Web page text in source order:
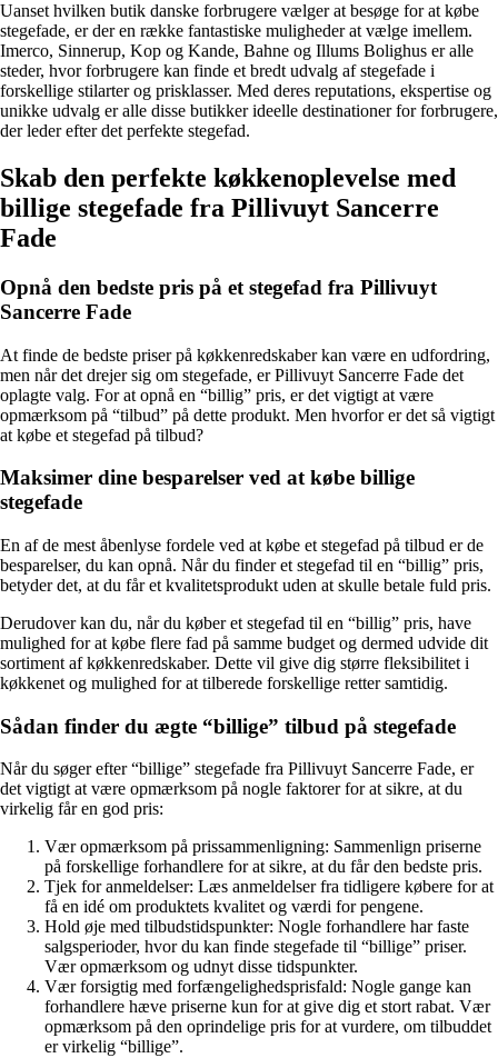
Uanset hvilken butik danske forbrugere vælger at besøge for at købe
stegefade, er der en række fantastiske muligheder at vælge imellem.
Imerco, Sinnerup, Kop og Kande, Bahne og Illums Bolighus er alle
steder, hvor forbrugere kan finde et bredt udvalg af stegefade i
forskellige stilarter og prisklasser. Med deres reputations, ekspertise og
unikke udvalg er alle disse butikker ideelle destinationer for forbrugere,
der leder efter det perfekte stegefad.
Skab den perfekte køkkenoplevelse med
billige stegefade fra Pillivuyt Sancerre
Fade
Opnå den bedste pris på et stegefad fra Pillivuyt
Sancerre Fade
At finde de bedste priser på køkkenredskaber kan være en udfordring,
men når det drejer sig om stegefade, er Pillivuyt Sancerre Fade det
oplagte valg. For at opnå en “billig” pris, er det vigtigt at være
opmærksom på “tilbud” på dette produkt. Men hvorfor er det så vigtigt
at købe et stegefad på tilbud?
Maksimer dine besparelser ved at købe billige
stegefade
En af de mest åbenlyse fordele ved at købe et stegefad på tilbud er de
besparelser, du kan opnå. Når du finder et stegefad til en “billig” pris,
betyder det, at du får et kvalitetsprodukt uden at skulle betale fuld pris.
Derudover kan du, når du køber et stegefad til en “billig” pris, have
mulighed for at købe flere fad på samme budget og dermed udvide dit
sortiment af køkkenredskaber. Dette vil give dig større fleksibilitet i
køkkenet og mulighed for at tilberede forskellige retter samtidig.
Sådan finder du ægte “billige” tilbud på stegefade
Når du søger efter “billige” stegefade fra Pillivuyt Sancerre Fade, er
det vigtigt at være opmærksom på nogle faktorer for at sikre, at du
virkelig får en god pris:
Vær opmærksom på prissammenligning: Sammenlign priserne
på forskellige forhandlere for at sikre, at du får den bedste pris.
Tjek for anmeldelser: Læs anmeldelser fra tidligere købere for at
få en idé om produktets kvalitet og værdi for pengene.
Hold øje med tilbudstidspunkter: Nogle forhandlere har faste
salgsperioder, hvor du kan finde stegefade til “billige” priser.
Vær opmærksom og udnyt disse tidspunkter.
Vær forsigtig med forfængelighedsprisfald: Nogle gange kan
forhandlere hæve priserne kun for at give dig et stort rabat. Vær
opmærksom på den oprindelige pris for at vurdere, om tilbuddet
er virkelig “billige”.